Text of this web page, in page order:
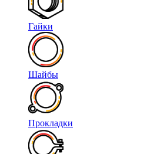
Гайки
Шайбы
Прокладки